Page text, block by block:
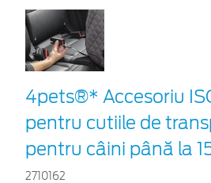
4pets®* Accesoriu
pentru cutiile de
pentru câini până la
2710162